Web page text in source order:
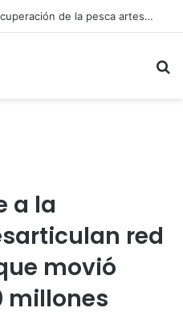
Fiscalía investiga accidente con resultado de muerte en faena minera
a la
red
movió
millones